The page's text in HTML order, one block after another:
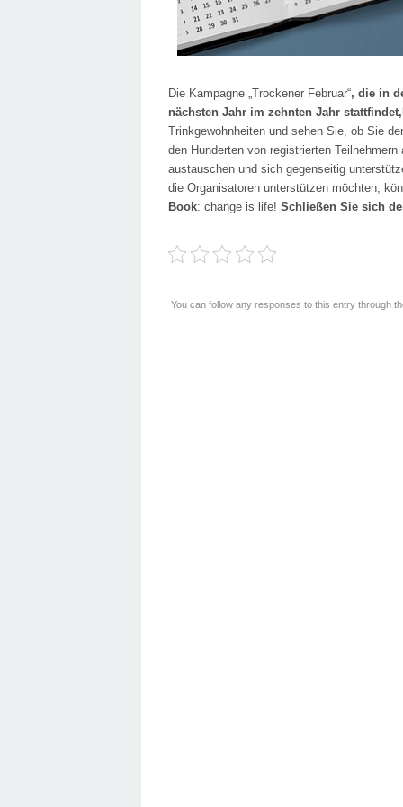
Die Kampagne „Trockener Februar“, die in
nächsten Jahr im zehnten Jahr stattfindet,
Trinkgewohnheiten und sehen Sie, ob Sie
den Hunderten von registrierten
austauschen und sich gegenseitig
die Organisatoren unterstützen möchten,
Book: change is life! Schließen Sie sich
You can follow any responses to this entry through